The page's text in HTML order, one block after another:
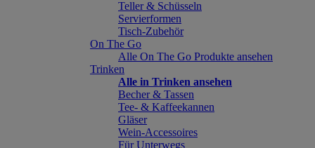
Teller & Schüsseln
Servierformen
Tisch-Zubehör
On The Go
Alle On The Go Produkte ansehen
Trinken
Alle in Trinken ansehen
Becher & Tassen
Tee- & Kaffeekannen
Gläser
Wein-Accessoires
Für Unterwegs